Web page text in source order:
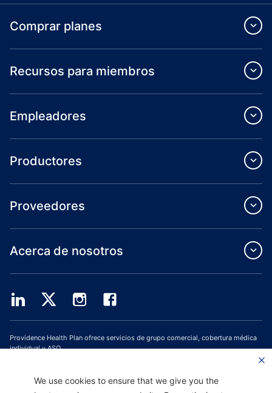
Comprar planes
Recursos para miembros
Empleadores
Productores
Proveedores
Acerca de nosotros
Providence Health Plan ofrece servicios de grupo comercial, cobertura médica
individual y ASO.
depende de la renovación del contrato.
We use cookies to ensure that we give you the